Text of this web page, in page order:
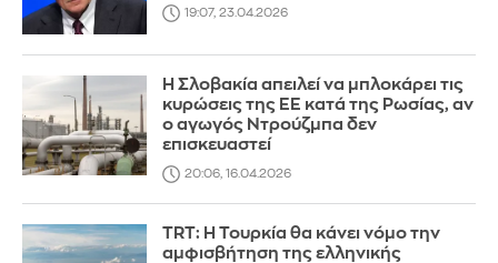
19:07, 23.04.2026
Η Σλοβακία απειλεί να μπλοκάρει τις
κυρώσεις της ΕΕ κατά της Ρωσίας, αν
ο αγωγός Ντρούζμπα δεν
επισκευαστεί
20:06, 16.04.2026
TRT: Η Τουρκία θα κάνει νόμο την
αμφισβήτηση της ελληνικής